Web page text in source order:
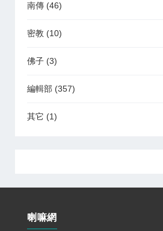
南傳 (46)
密教 (10)
佛子 (3)
編輯部 (357)
其它 (1)
喇嘛網